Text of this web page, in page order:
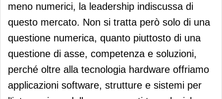
meno numerici, la leadership indiscussa di
questo mercato. Non si tratta però solo di una
questione numerica, quanto piuttosto di una
questione di asse, competenza e soluzioni,
perché oltre alla tecnologia hardware offriamo
applicazioni software, strutture e sistemi per